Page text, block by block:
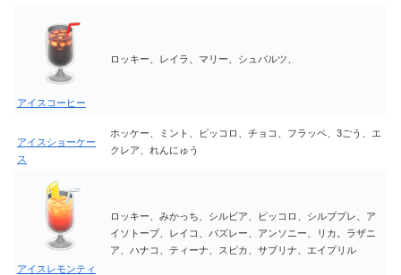
アイスコーヒー
ロッキー、レイラ、マリー、シュバルツ、
アイスショーケー
ス
ホッケー、ミント、ピッコロ、チョコ、フラッペ、3ごう、エ
クレア、れんにゅう
アイスレモンティ
ロッキー、みかっち、シルビア、ピッコロ、シルブプレ、ア
イソトープ、レイコ、バズレー、アンソニー、リカ。ラザニ
ア、ハナコ、ティーナ、スピカ、サブリナ、エイプリル